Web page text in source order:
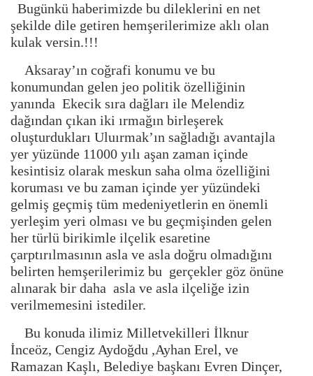
Bugünkü haberimizde bu dileklerini en net
şekilde dile getiren hemşerilerimize aklı olan
kulak versin.!!!
Aksaray’ın coğrafi konumu ve bu
konumundan gelen jeo politik özelliğinin
yanında Ekecik sıra dağları ile Melendiz
dağından çıkan iki ırmağın birleşerek
oluşturdukları Uluırmak’ın sağladığı avantajla
yer yüzünde 11000 yılı aşan zaman içinde
kesintisiz olarak meskun saha olma özelliğini
koruması ve bu zaman içinde yer yüzündeki
gelmiş geçmiş tüm medeniyetlerin en önemli
yerleşim yeri olması ve bu geçmişinden gelen
her türlü birikimle ilçelik esaretine
çarptırılmasının asla ve asla doğru olmadığını
belirten hemşerilerimiz bu gerçekler göz önüne
alınarak bir daha asla ve asla ilçeliğe izin
verilmemesini istediler.
Bu konuda ilimiz Milletvekilleri İlknur
İnceöz, Cengiz Aydoğdu ,Ayhan Erel, ve
Ramazan Kaşlı, Belediye başkanı Evren Dinçer,